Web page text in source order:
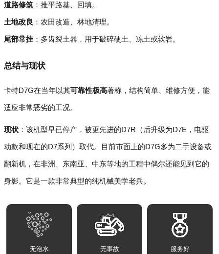
道路修筑 ：推平路基、回填。
土地改良 ：农田改造、林地清理。
尾部常挂 ：多齿裂土器，用于破碎硬土、冻土或软岩。
总结与现状
卡特D7G在当年以其可靠性极高著称，结构简单、维修方便，能
适应非常恶劣的工况。
现状 ：该机型早已停产，被更先进的D7R（后升级为D7E，电驱
动款和现在的D7系列）取代。目前市面上的D7G多为二手设备或
翻新机，在非洲、东南亚、中东等地的工程中偶尔还能见到它的
身影。它是一款非常典型的纯机械美学老兵。
无泡水 无事故 服务好